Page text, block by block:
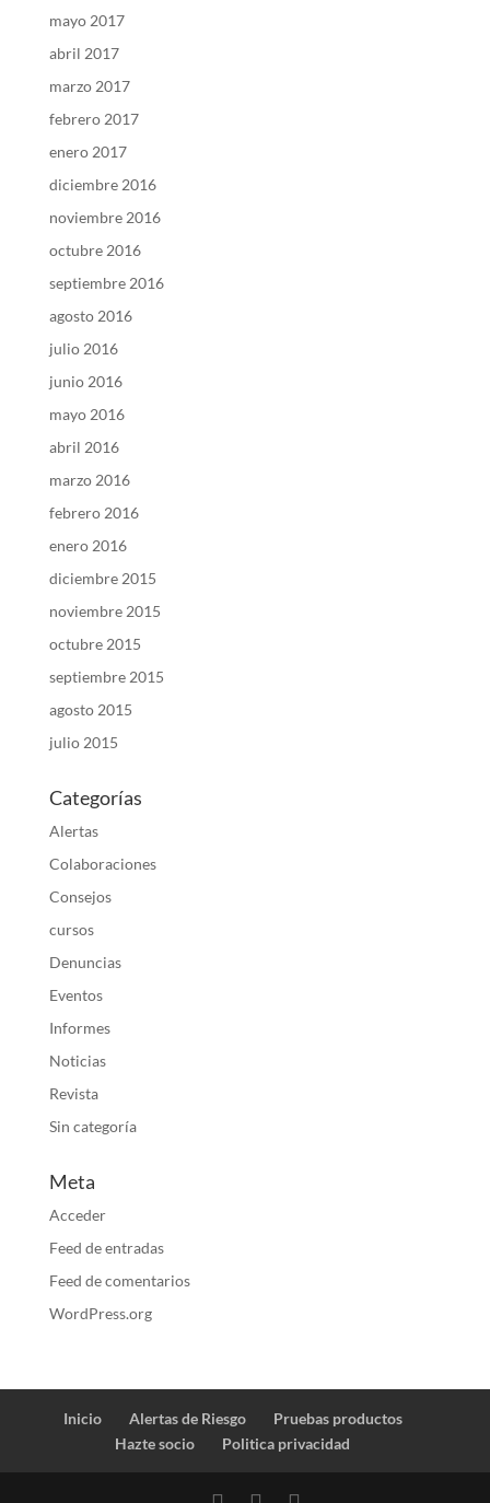
mayo 2017
abril 2017
marzo 2017
febrero 2017
enero 2017
diciembre 2016
noviembre 2016
octubre 2016
septiembre 2016
agosto 2016
julio 2016
junio 2016
mayo 2016
abril 2016
marzo 2016
febrero 2016
enero 2016
diciembre 2015
noviembre 2015
octubre 2015
septiembre 2015
agosto 2015
julio 2015
Categorías
Alertas
Colaboraciones
Consejos
cursos
Denuncias
Eventos
Informes
Noticias
Revista
Sin categoría
Meta
Acceder
Feed de entradas
Feed de comentarios
WordPress.org
Inicio Alertas de Riesgo
Pruebas productos
Hazte socio
Politica privacidad